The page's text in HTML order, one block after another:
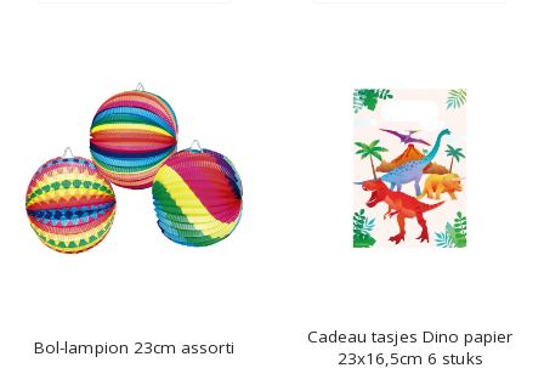
Bol-lampion 23cm assorti
Cadeau tasjes Dino papier
23x16,5cm 6 stuks